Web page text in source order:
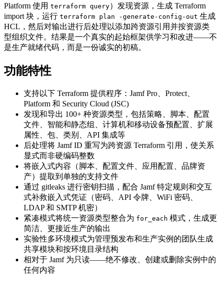
Platform 使用 terraform query）发现资源，生成 Terraform
import 块，运行 terraform plan -generate-config-out 生成
HCL，然后对输出进行后处理以添加跨资源引用并按资源类
型组织文件。结果是一个真实的起始框架供学习和改进——不
是生产就绪代码，而是一份诚实的初稿。
功能特性
支持以下 Terraform 提供程序：Jamf Pro、Protect、
Platform 和 Security Cloud (JSC)
发现和导出 100+ 种资源类型，包括策略、脚本、配置
文件、智能和静态组、计算机和移动设备预配置、扩展
属性、包、类别、API 集成等
后处理将 Jamf ID 重写为跨资源 Terraform 引用，使关系
显式而非硬编码整数
将嵌入式内容（脚本、配置文件、应用配置、品牌资
产）提取到单独的支持文件
通过 gitleaks 进行密钥扫描，配合 Jamf 特定规则和交互
式补救嵌入式凭证（密码、API 令牌、WiFi 密码、
LDAP 和 SMTP 机密）
紧凑模式将统一资源类型整合为 for_each 模式，生成更
简洁、更接近生产的输出
实验性多环境模式为管理预发布和生产实例的团队生成
共享模块和按环境目录结构
相对于 Jamf 为只读——绝不修改、创建或删除实例中的
任何内容